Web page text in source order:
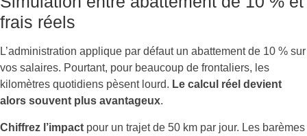
frais réels
L’administration applique par défaut un abattement de 10 % sur
vos salaires. Pourtant, pour beaucoup de frontaliers, les
kilomètres quotidiens pèsent lourd. Le calcul réel devient
alors souvent plus avantageux.
Chiffrez l’impact pour un trajet de 50 km par jour. Les barèmes